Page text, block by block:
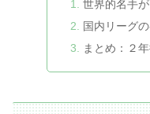
世界的名手
国内リーグ
まとめ：２